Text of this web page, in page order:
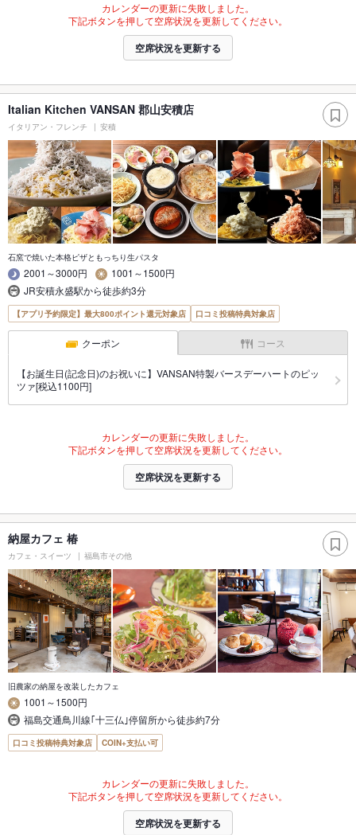
カレンダーの更新に失敗しました。
下記ボタンを押して空席状況を更新してください。
空席状況を更新する
Italian Kitchen VANSAN 郡山安積店
イタリアン・フレンチ 安積
石窯で焼いた本格ピザともっちり生パスタ
2001～3000円
1001～1500円
JR安積永盛駅から徒歩約3分
【アプリ予約限定】最大800ポイント還元対象店 口コミ投稿特典対象店
クーポン コース
【お誕生日(記念日)のお祝いに】VANSAN特製バースデーハートのピッ
ツァ[税込1100円]
カレンダーの更新に失敗しました。
下記ボタンを押して空席状況を更新してください。
空席状況を更新する
納屋カフェ 椿
カフェ・スイーツ 福島市その他
旧農家の納屋を改装したカフェ
1001～1500円
福島交通鳥川線｢十三仏｣停留所から徒歩約7分
口コミ投稿特典対象店 COIN+支払い可
カレンダーの更新に失敗しました。
下記ボタンを押して空席状況を更新してください。
空席状況を更新する